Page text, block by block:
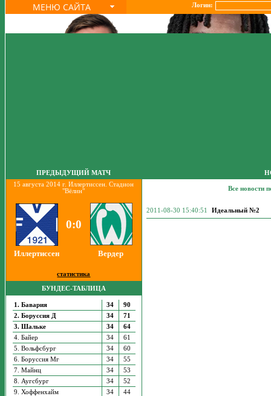
МЕНЮ САЙТА Логин:
ПРЕДЫДУЩИЙ МАТЧ
15 августа 2014 г. Иллертиссен. Стадион
"Вёлин"
0:0
Иллертиссен Вердер
статистика
БУНДЕС-ТАБЛИЦА
1. Бавария 34
90
2. Боруссия Д
34
71
3. Шальке
34
64
4. Байер
34
61
5. Вольфсбург
34
60
6. Боруссия Мг
34
55
7. Майнц
34
53
8. Аугсбург
34
52
9. Хоффенхайм
34 44
Все новости
2011-08-30 15:40:51 Идеальный №2